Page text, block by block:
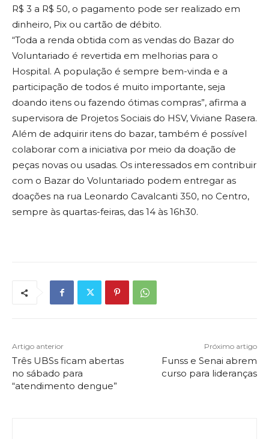
R$ 3 a R$ 50, o pagamento pode ser realizado em
dinheiro, Pix ou cartão de débito.
“Toda a renda obtida com as vendas do Bazar do
Voluntariado é revertida em melhorias para o
Hospital. A população é sempre bem-vinda e a
participação de todos é muito importante, seja
doando itens ou fazendo ótimas compras”, afirma a
supervisora de Projetos Sociais do HSV, Viviane Rasera.
Além de adquirir itens do bazar, também é possível
colaborar com a iniciativa por meio da doação de
peças novas ou usadas. Os interessados em contribuir
com o Bazar do Voluntariado podem entregar as
doações na rua Leonardo Cavalcanti 350, no Centro,
sempre às quartas-feiras, das 14 às 16h30.
Artigo anterior
Três UBSs ficam abertas
no sábado para
“atendimento dengue”
Próximo artigo
Funss e Senai abrem
curso para lideranças